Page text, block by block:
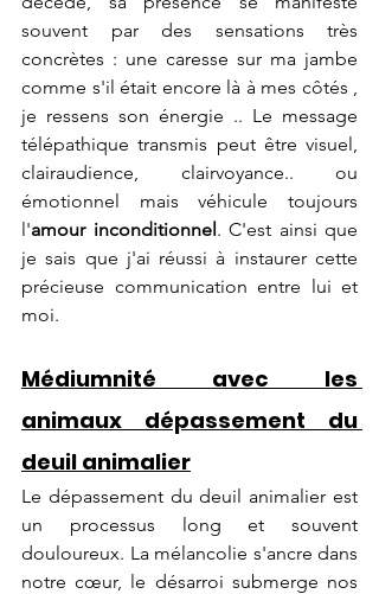
souvent par des sensations très
concrètes : une caresse sur ma jambe
comme s'il était encore là à mes côtés ,
je ressens son énergie .. Le message
télépathique transmis peut être visuel,
clairaudience, clairvoyance.. ou
émotionnel mais véhicule toujours
l'amour inconditionnel. C'est ainsi que
je sais que j'ai réussi à instaurer cette
précieuse communication entre lui et
moi.
Médiumnité avec les
animaux dépassement du
deuil animalier
Le dépassement du deuil animalier est
un processus long et souvent
douloureux. La mélancolie s'ancre dans
notre cœur, le désarroi submerge nos